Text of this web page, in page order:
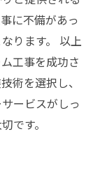
に不備があっ
ります。 以上
工事を成功さ
術を選択し、
ービスがしっ
です。